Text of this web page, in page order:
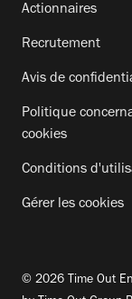
Actionnaires
Recrutement
Avis de
Politique
cookies
Conditions
Gérer les cookies
© 2026 Time Out